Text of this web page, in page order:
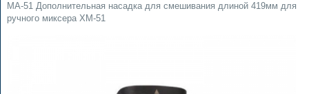
MA-51 Дополнительная насадка для смешивания длиной 419мм для
ручного миксера XM-51